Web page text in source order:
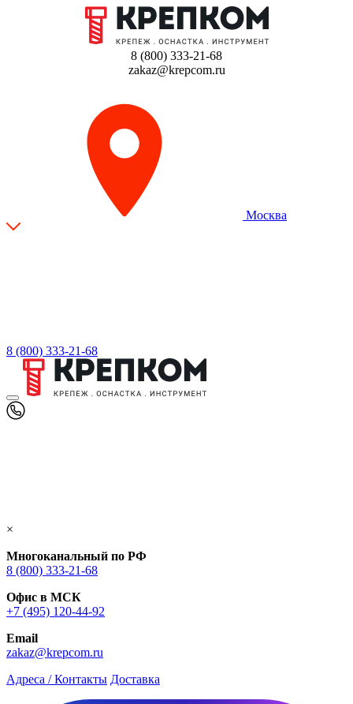
8 (800) 333-21-68
zakaz@krepcom.ru
Москва
8 (800) 333-21-68
×
Многоканальный по РФ
8 (800) 333‑21-68
Офис в МСК
+7 (495) 120-44-92
Email
zakaz@krepcom.ru
Адреса / Контакты Доставка